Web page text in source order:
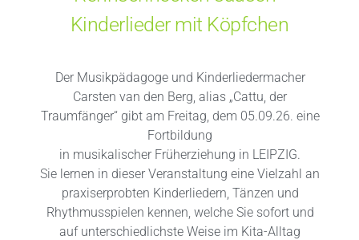
Kinderlieder mit Köpfchen
Der Musikpädagoge und Kinderliedermacher
Carsten van den Berg, alias „Cattu, der
Traumfänger“ gibt am Freitag, dem 05.09.26. eine
Fortbildung
in musikalischer Früherziehung in LEIPZIG.
Sie lernen in dieser Veranstaltung eine Vielzahl an
praxiserprobten Kinderliedern, Tänzen und
Rhythmusspielen kennen, welche Sie sofort und
auf unterschiedlichste Weise im Kita-Alltag